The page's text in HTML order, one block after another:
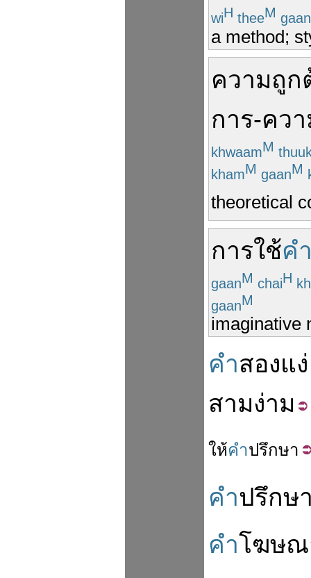
wiH theeM gaan
a method;
ความถูก
การ-คว
khwaamM
khamM gaanM
theoretical
การใช้ค
gaanM chaiH
gaanM
imaginative
คำสองแง่
สามง่าม
ให้คำปรึกษา
คำปรึกษ
คำโฆษ